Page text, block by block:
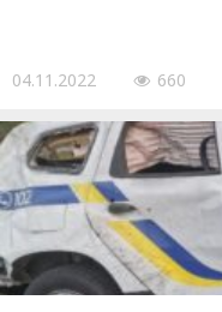
04.11.2022 660